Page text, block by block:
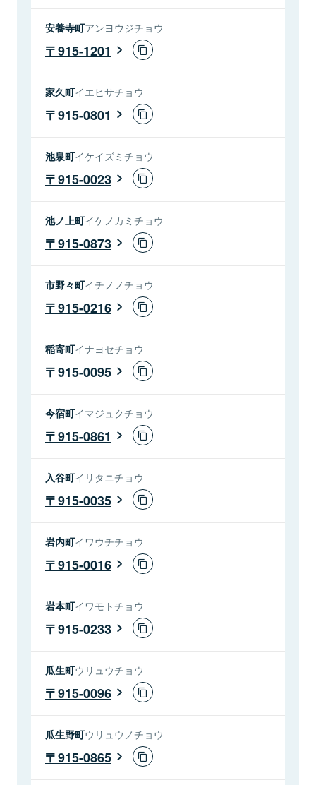
安養寺町アンヨウジチョウ
915-1201
家久町イエヒサチョウ
915-0801
池泉町イケイズミチョウ
915-0023
池ノ上町イケノカミチョウ
915-0873
市野々町イチノノチョウ
915-0216
稲寄町イナヨセチョウ
915-0095
今宿町イマジュクチョウ
915-0861
入谷町イリタニチョウ
915-0035
岩内町イワウチチョウ
915-0016
岩本町イワモトチョウ
915-0233
瓜生町ウリュウチョウ
915-0096
瓜生野町ウリュウノチョウ
915-0865